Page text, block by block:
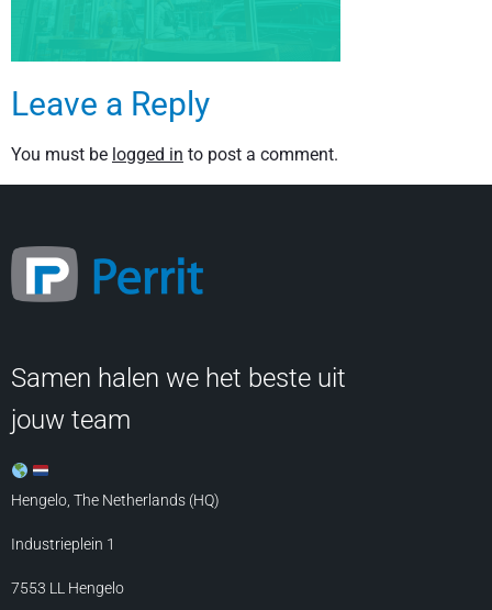
Leave a Reply
You must be logged in to post a comment.
Samen halen we het beste uit
jouw team
Hengelo, The Netherlands (HQ)
Industrieplein 1
7553 LL Hengelo